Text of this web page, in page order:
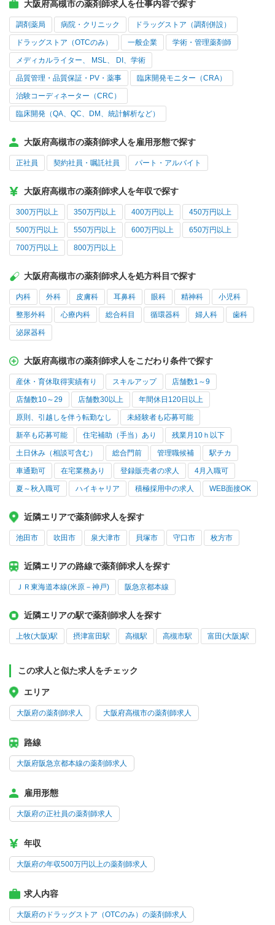
大阪府高槻市の薬剤師求人を仕事内容で探す
調剤薬局 病院・クリニック ドラッグストア（調剤併設）
ドラッグストア（OTCのみ） 一般企業 学術・管理薬剤師
メディカルライター、 MSL、 DI、学術
品質管理・品質保証・PV・薬事 臨床開発モニター（CRA）
治験コーディネーター（CRC）
臨床開発（QA、QC、DM、統計解析など）
大阪府高槻市の薬剤師求人を雇用形態で探す
正社員 契約社員・嘱託社員 パート・アルバイト
大阪府高槻市の薬剤師求人を年収で探す
300万円以上 350万円以上 400万円以上 450万円以上
500万円以上 550万円以上 600万円以上 650万円以上
700万円以上 800万円以上
大阪府高槻市の薬剤師求人を処方科目で探す
内科 外科 皮膚科 耳鼻科 眼科 精神科 小児科
整形外科 心療内科 総合科目 循環器科 婦人科 歯科
泌尿器科
大阪府高槻市の薬剤師求人をこだわり条件で探す
産休・育休取得実績有り スキルアップ 店舗数1～9
店舗数10～29 店舗数30以上 年間休日120日以上
原則、引越しを伴う転勤なし 未経験者も応募可能
新卒も応募可能 住宅補助（手当）あり 残業月10ｈ以下
土日休み（相談可含む） 総合門前 管理職候補 駅チカ
車通勤可 在宅業務あり 登録販売者の求人 4月入職可
夏～秋入職可 ハイキャリア 積極採用中の求人 WEB面接OK
近隣エリアで薬剤師求人を探す
池田市 吹田市 泉大津市 貝塚市 守口市 枚方市
近隣エリアの路線で薬剤師求人を探す
ＪＲ東海道本線(米原－神戸) 阪急京都本線
近隣エリアの駅で薬剤師求人を探す
上牧(大阪)駅 摂津富田駅 高槻駅 高槻市駅 富田(大阪)駅
この求人と似た求人をチェック
エリア
大阪府の薬剤師求人 大阪府高槻市の薬剤師求人
路線
大阪府阪急京都本線の薬剤師求人
雇用形態
大阪府の正社員の薬剤師求人
年収
大阪府の年収500万円以上の薬剤師求人
求人内容
大阪府のドラッグストア（OTCのみ）の薬剤師求人